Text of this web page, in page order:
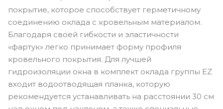
покрытие, которое способствует герметичному
соединению оклада с кровельным материалом.
Благодаря своей гибкости и эластичности
«фартук» легко принимает форму профиля
кровельного покрытия. Для лучшей
гидроизоляции окна в комплект оклада группы EZ
входит водоотводящая планка, которую
рекомендуется устанавливать на расстоянии 30 см